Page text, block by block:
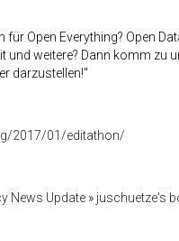
für Open Everything? Open
und weitere? Dann komm zu
darzustellen!"
2017/01/editathon/
News Update » juschuetze's